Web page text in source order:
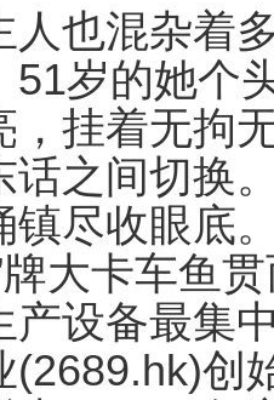
混杂着多
51岁的她个
，挂着无拘
话之间切换
镇尽收眼底
牌大卡车鱼
产设备最集
创